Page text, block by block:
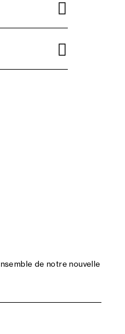
de notre nouvelle